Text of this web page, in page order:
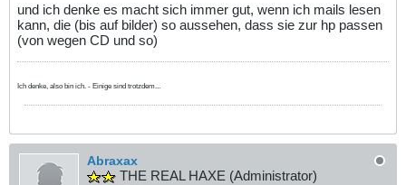
und ich denke es macht sich immer gut, wenn ich mails lesen
kann, die (bis auf bilder) so aussehen, dass sie zur hp passen
(von wegen CD und so)
Ich denke, also bin ich. - Einige sind trotzdem...
Abraxax
THE REAL HAXE (Administrator)